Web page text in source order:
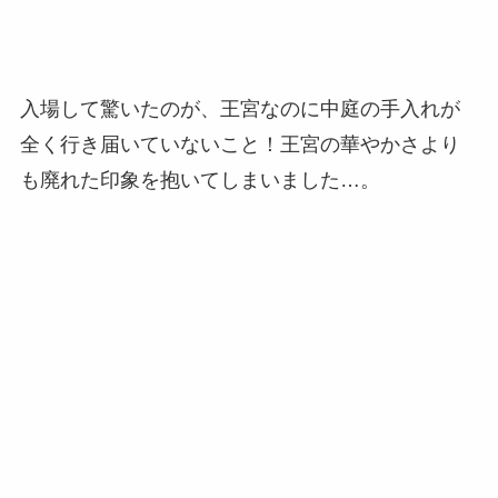
入場して驚いたのが、王宮なのに中庭の手入れが
全く行き届いていないこと！王宮の華やかさより
も廃れた印象を抱いてしまいました…。